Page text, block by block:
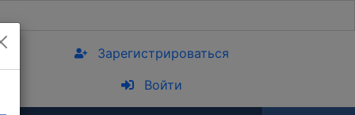
Зарегистрироваться
Войти